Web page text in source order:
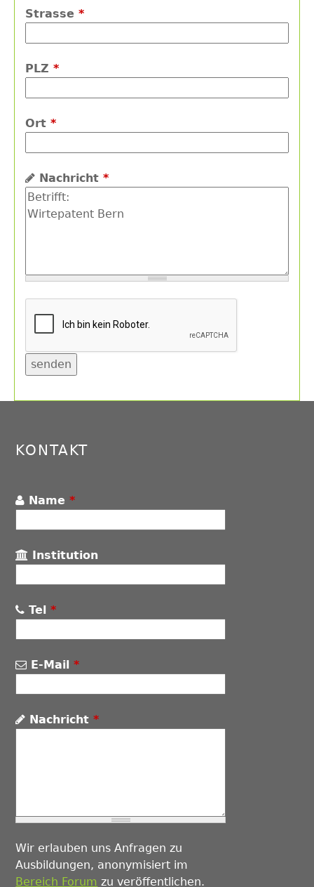
Strasse *
PLZ *
Ort *
Nachricht *
to
KONTAKT
Name*
Institution
Tel*
E-Mail*
Nachricht*
Wir erlauben uns Anfragen zu
Ausbildungen, anonymisiert im
Bereich Forum zu veröffentlichen.